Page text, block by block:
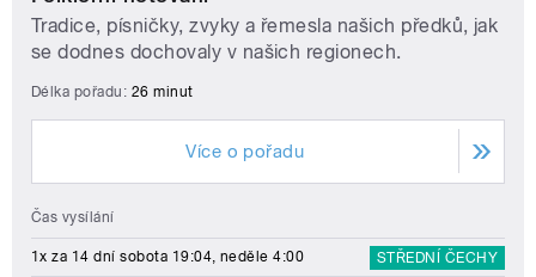
Tradice, písničky, zvyky a řemesla našich předků, jak
se dodnes dochovaly v našich regionech.
Délka pořadu: 26 minut
Více o pořadu
Čas vysílání
1x za 14 dní sobota 19:04, neděle 4:00 STŘEDNÍ ČECHY